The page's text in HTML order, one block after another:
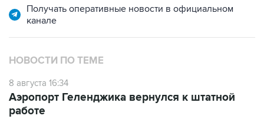
Получать оперативные новости в официальном
канале
НОВОСТИ ПО ТЕМЕ
8 августа 16:34
Аэропорт Геленджика вернулся к штатной
работе